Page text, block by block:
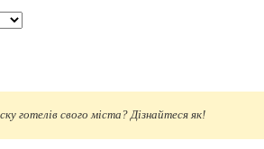
готелів свого міста? Дізнайтеся як!